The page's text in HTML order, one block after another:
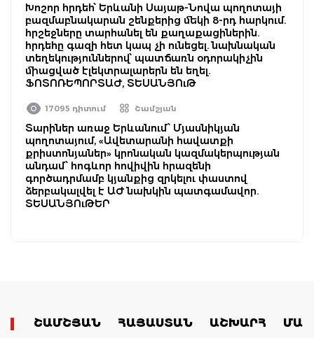
Խոշոր հրդեհ՝ Երևանի Սայաթ-Նովա պողոտայի
բազմաբնակարան շենքերից մեկի 8-րդ հարկում.
հրշեջները տարհանել են քաղաքացիներին.
հրդեհը գազի հետ կապ չի ունեցել. նախնական
տեղեկություններով՝ պատճառն օդորակիչին
միացված էլեկտրալարերն են եղել.
ՖՈՏՈՌԵՊՈՐՏԱԺ, ՏԵՍԱՆՅՈւԹ
17095 դիտում Շամշյան
Տարիներ առաջ Երևանում՝ Մյասնիկյան
պողոտայում, «Ավետարանի հավատքի
քրիստոնյաներ» կրոնական կազմակերպության
անդամ՝ հոգևոր հովիվին հրազենի
գործադրմամբ կյանքից զրկելու փաստով
ձերբակալվել է ԱԺ նախկին պատգամավոր.
ՏԵՍԱՆՅՈւԹԵՐ
ՇԱՄՇՅԱՆ ՀԱՅԱՍՏԱՆ ԱՇԽԱՐՀ